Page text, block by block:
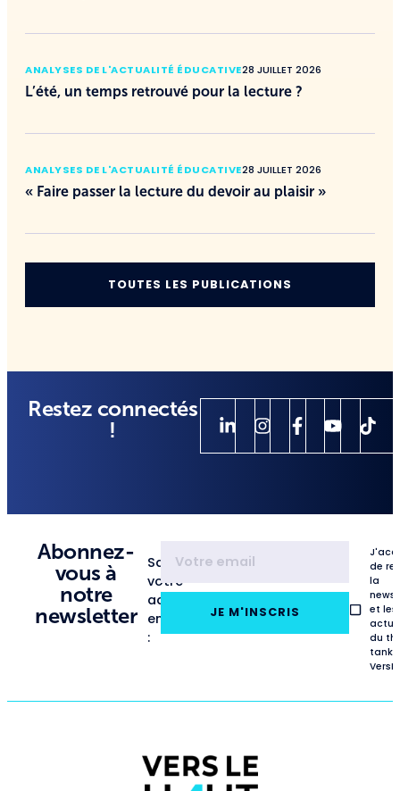
ANALYSES DE L'ACTUALITÉ ÉDUCATIVE28 JUILLET 2026
L’été, un temps retrouvé pour la lecture ?
ANALYSES DE L'ACTUALITÉ ÉDUCATIVE28 JUILLET 2026
« Faire passer la lecture du devoir au plaisir »
TOUTES LES PUBLICATIONS
Restez connectés
!
Abonnez-
vous à
notre
newsletter
Saisissez
votre
adresse
email
:
JE M'INSCRIS
de
la
et les
du
tank